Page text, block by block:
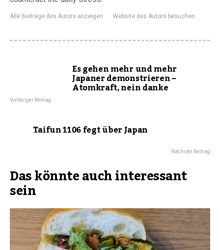
Alle Beiträge des Autors anzeigen Website des Autors besuchen
Es gehen mehr und mehr
Japaner demonstrieren –
Atomkraft, nein danke
Vorheriger Beitrag
Taifun 1106 fegt über Japan
Nächster Beitrag
Das könnte auch interessant
sein